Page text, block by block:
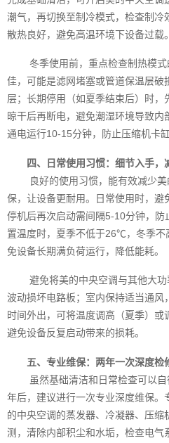
潮气，再切换至制冷模式，检查制
散热良好，避免高温环境下设备过载。
冬季使用前，重点检查制热模
佳，可能是滤网堵塞或管道保温层破
层；长期停用（如夏季结束后）时
晾干后再断电，避免潮湿环境导致
通电运行10-15分钟，防止压缩机卡缸
四、日常使用习惯：细节入手，
良好的使用习惯，能有效减少
保，让设备更耐用。日常使用时，避
停机后再次启动需间隔5-10分钟，
置温度时，夏季不低于26℃，冬季
免设备长期满负荷运行，降低能耗。
避免将美的中央空调与其他大
波动损坏电路板；室内保持适当通
时间外出，可将温度调高（夏季）或
避免设备反复启动带来的损耗。
五、专业维保：两年一次深度检
虽然基础清洁和日常检查可以
年后，建议进行一次专业深度维保
的中央空调的蒸发器、冷凝器、压
测，清除内部积尘和水垢，检查电气